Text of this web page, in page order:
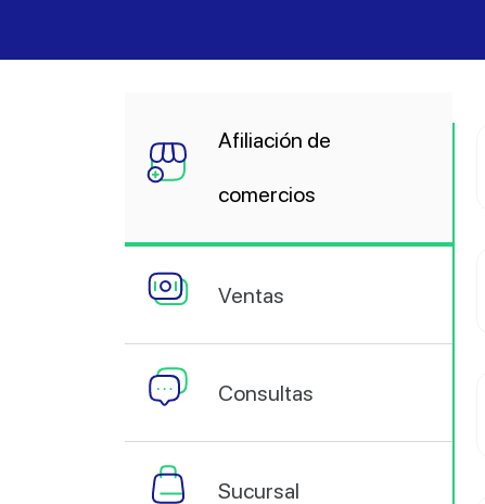
Afiliación de
comercios
Ventas
Consultas
Sucursal